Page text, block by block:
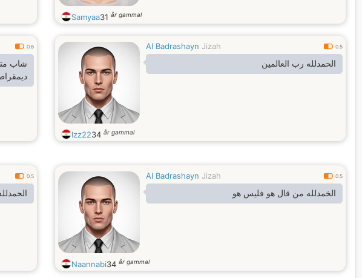
Samyaa31 år gammal
0.6
شاب
Al Badrashayn Jizah 0.5
الحمدلله رب العالمين
Izz2234 år gammal
0.5 Al Badrashayn Jizah 0.5
الخمدلله من قال هو فليس هو
Naannabi34 år gammal